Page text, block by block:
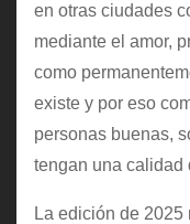
en otras ciudades
mediante el amor,
como
existe y por eso
personas buenas,
tengan una calidad
La edición de